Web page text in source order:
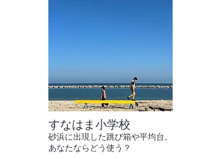
すなはま小学校
砂浜に出現した跳び箱や平均台。
あなたならどう使う？